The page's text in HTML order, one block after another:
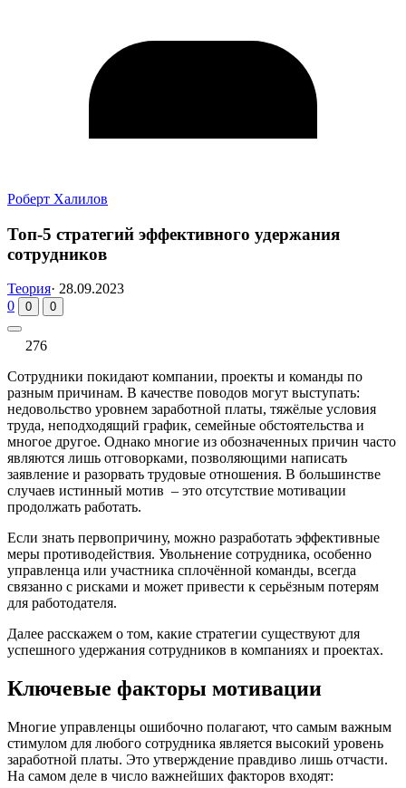
Роберт Халилов
Топ-5 стратегий эффективного удержания
сотрудников
Теория· 28.09.2023
0
0 0
276
Сотрудники покидают компании, проекты и команды по
разным причинам. В качестве поводов могут выступать:
недовольство уровнем заработной платы, тяжёлые условия
труда, неподходящий график, семейные обстоятельства и
многое другое. Однако многие из обозначенных причин часто
являются лишь отговорками, позволяющими написать
заявление и разорвать трудовые отношения. В большинстве
случаев истинный мотив – это отсутствие мотивации
продолжать работать.
Если знать первопричину, можно разработать эффективные
меры противодействия. Увольнение сотрудника, особенно
управленца или участника сплочённой команды, всегда
связанно с рисками и может привести к серьёзным потерям
для работодателя.
Далее расскажем о том, какие стратегии существуют для
успешного удержания сотрудников в компаниях и проектах.
Ключевые факторы мотивации
Многие управленцы ошибочно полагают, что самым важным
стимулом для любого сотрудника является высокий уровень
заработной платы. Это утверждение правдиво лишь отчасти.
На самом деле в число важнейших факторов входят: